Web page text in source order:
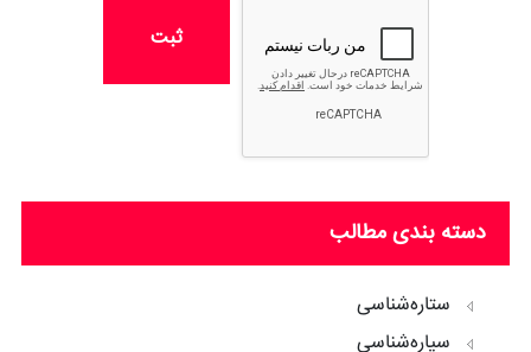
ثبت
دسته بندی مطالب
ستاره‌شناسی
سیاره‌شناسی